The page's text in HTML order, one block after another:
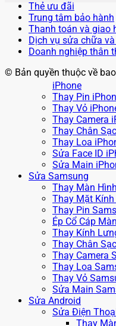
Thẻ ưu đãi
Trung tâm bảo hành
Thanh toán và giao
Dịch vụ sửa chữa
Doanh nghiệp thân
© Bản quyền thuộc về
iPhone
Thay Pin
Thay Vỏ
Thay Camera
Thay Chân
Thay Loa
Sửa Face ID
Sửa Main
Sửa Samsung
Thay Màn
Thay Mặt
Thay Pin
Ép Cổ Cáp
Thay Kính
Thay Chân
Thay Camera
Thay Loa
Thay Vỏ
Sửa Main
Sửa Android
Sửa Điện
Thay